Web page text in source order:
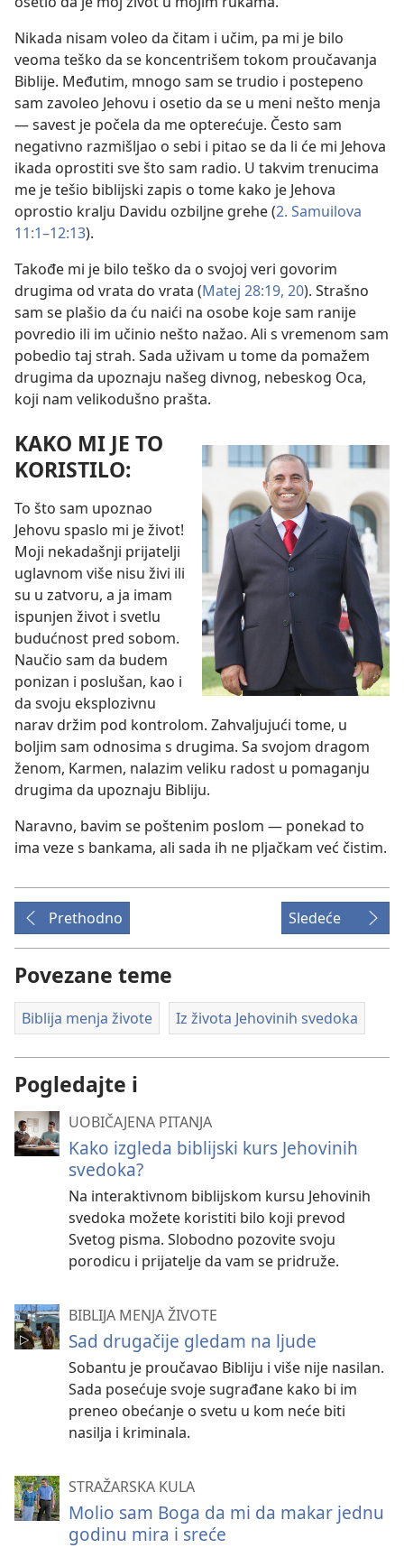
Nikada nisam voleo da čitam i učim, pa mi je bilo
veoma teško da se koncentrišem tokom proučavanja
Biblije. Međutim, mnogo sam se trudio i postepeno
sam zavoleo Jehovu i osetio da se u meni nešto menja
— savest je počela da me opterećuje. Često sam
negativno razmišljao o sebi i pitao se da li će mi Jehova
ikada oprostiti sve što sam radio. U takvim trenucima
me je tešio biblijski zapis o tome kako je Jehova
oprostio kralju Davidu ozbiljne grehe (2. Samuilova
11:1–12:13).
Takođe mi je bilo teško da o svojoj veri govorim
drugima od vrata do vrata (Matej 28:19, 20). Strašno
sam se plašio da ću naići na osobe koje sam ranije
povredio ili im učinio nešto nažao. Ali s vremenom sam
pobedio taj strah. Sada uživam u tome da pomažem
drugima da upoznaju našeg divnog, nebeskog Oca,
koji nam velikodušno prašta.
KAKO MI JE TO
KORISTILO:
To što sam upoznao
Jehovu spaslo mi je život!
Moji nekadašnji prijatelji
uglavnom više nisu živi ili
su u zatvoru, a ja imam
ispunjen život i svetlu
budućnost pred sobom.
Naučio sam da budem
ponizan i poslušan, kao i
da svoju eksplozivnu
narav držim pod kontrolom. Zahvaljujući tome, u
boljim sam odnosima s drugima. Sa svojom dragom
ženom, Karmen, nalazim veliku radost u pomaganju
drugima da upoznaju Bibliju.
Naravno, bavim se poštenim poslom — ponekad to
ima veze s bankama, ali sada ih ne pljačkam već čistim.
Prethodno Sledeće
Povezane teme
Biblija menja živote Iz života Jehovinih svedoka
Pogledajte i
UOBIČAJENA PITANJA
Kako izgleda biblijski kurs Jehovinih
svedoka?
Na interaktivnom biblijskom kursu Jehovinih
svedoka možete koristiti bilo koji prevod
Svetog pisma. Slobodno pozovite svoju
porodicu i prijatelje da vam se pridruže.
BIBLIJA MENJA ŽIVOTE
Sad drugačije gledam na ljude
Sobantu je proučavao Bibliju i više nije nasilan.
Sada posećuje svoje sugrađane kako bi im
preneo obećanje o svetu u kom neće biti
nasilja i kriminala.
STRAŽARSKA KULA
Molio sam Boga da mi da makar jednu
godinu mira i sreće